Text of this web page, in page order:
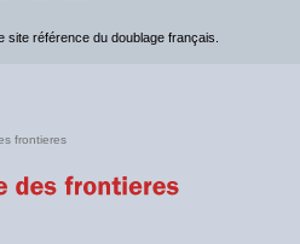
le site référence du doublage français.
frontieres